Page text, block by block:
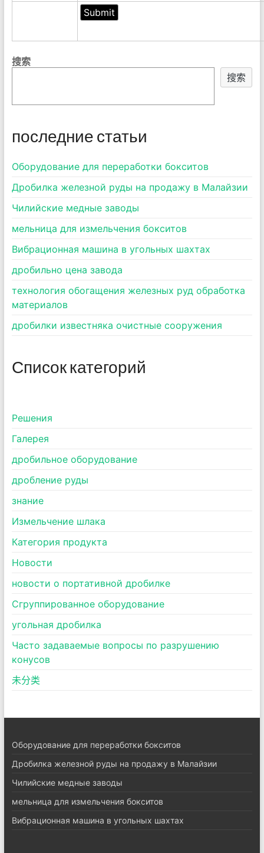
搜索
搜索
последние статьи
Оборудование для переработки бокситов
Дробилка железной руды на продажу в Малайзии
Чилийские медные заводы
мельница для измельчения бокситов
Вибрационная машина в угольных шахтах
дробильно цена завода
технология обогащения железных руд обработка
материалов
дробилки известняка очистные сооружения
Список категорий
Pешения
Галерея
дробильное оборудование
дробление руды
знание
Измельчение шлака
Категория продукта
Новости
новости о портативной дробилке
Сгруппированное оборудование
угольная дробилка
Часто задаваемые вопросы по разрушению
конусов
未分类
Оборудование для переработки бокситов
Дробилка железной руды на продажу в Малайзии
Чилийские медные заводы
мельница для измельчения бокситов
Вибрационная машина в угольных шахтах